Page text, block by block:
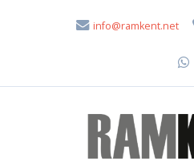
info@ramkent.net